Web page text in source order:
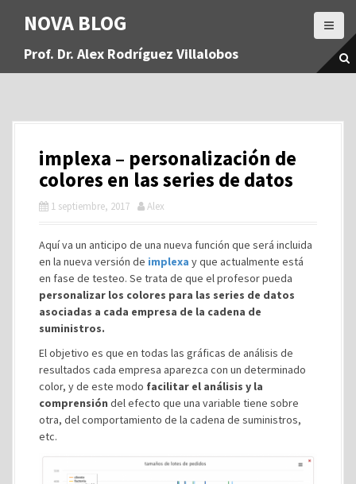
a
NOVA BLOG
Prof. Dr. Alex Rodríguez Villalobos
implexa – personalización de
colores en las series de datos
1 septiembre, 2017 Alex
Aquí va un anticipo de una nueva función que será incluida
en la nueva versión de implexa y que actualmente está
en fase de testeo. Se trata de que el profesor pueda
personalizar los colores para las series de datos
asociadas a cada empresa de la cadena de
suministros.
El objetivo es que en todas las gráficas de análisis de
resultados cada empresa aparezca con un determinado
color, y de este modo facilitar el análisis y la
comprensión del efecto que una variable tiene sobre
otra, del comportamiento de la cadena de suministros,
etc.